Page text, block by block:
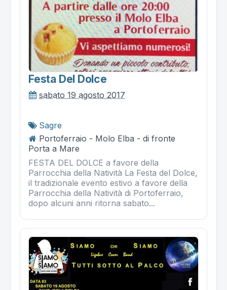
Festa Del Dolce
sabato 19 agosto 2017
Sagre
Portoferraio - Molo Elba - di fronte
Porta a Mare
FESTA DEL DOLCE a favore della
Parrocchia della Natività La Festa del Dolce,
il tradizionale evento estivo a favore della
Parrocchia della Natività di Portoferraio,
dopo alcuni anni ritorna sabato...